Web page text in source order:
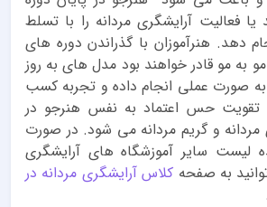
یا فعالیت آرایشگری مردانه را با تسلط
دهد. هنرآموزان با گذراندن دوره های
به مو قادر خواهند بود مدل های به روز
به صورت عملی انجام داده و تجربه کسب
تقویت حس اعتماد به نفس هنرجو در
مردانه و گریم مردانه می شود. در صورت
لیست سایر آموزشگاه های آرایشگری
به صفحه کلاس آرایشگری مردانه در